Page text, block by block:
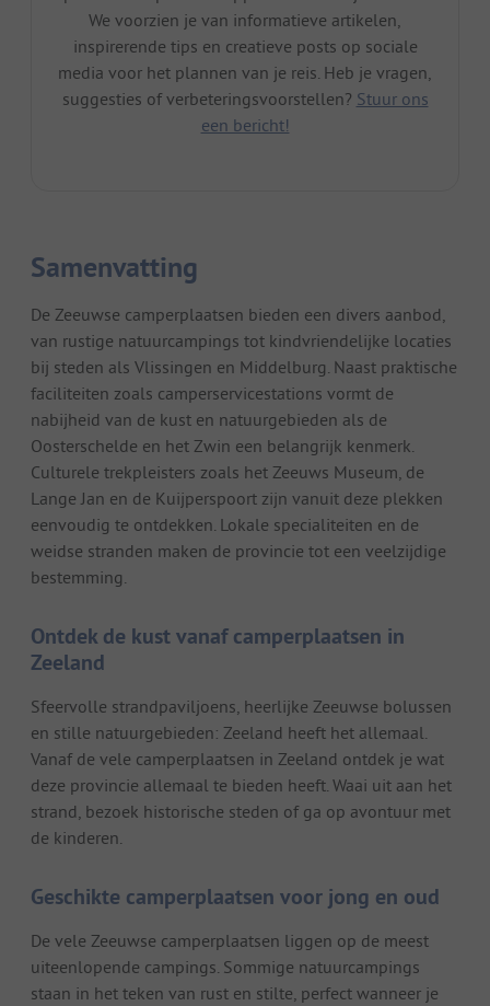
We voorzien je van informatieve artikelen,
inspirerende tips en creatieve posts op sociale
media voor het plannen van je reis. Heb je vragen,
suggesties of verbeteringsvoorstellen? Stuur ons
een bericht!
Samenvatting
De Zeeuwse camperplaatsen bieden een divers aanbod,
van rustige natuurcampings tot kindvriendelijke locaties
bij steden als Vlissingen en Middelburg. Naast praktische
faciliteiten zoals camperservicestations vormt de
nabijheid van de kust en natuurgebieden als de
Oosterschelde en het Zwin een belangrijk kenmerk.
Culturele trekpleisters zoals het Zeeuws Museum, de
Lange Jan en de Kuijperspoort zijn vanuit deze plekken
eenvoudig te ontdekken. Lokale specialiteiten en de
weidse stranden maken de provincie tot een veelzijdige
bestemming.
Ontdek de kust vanaf camperplaatsen in
Zeeland
Sfeervolle strandpaviljoens, heerlijke Zeeuwse bolussen
en stille natuurgebieden: Zeeland heeft het allemaal.
Vanaf de vele camperplaatsen in Zeeland ontdek je wat
deze provincie allemaal te bieden heeft. Waai uit aan het
strand, bezoek historische steden of ga op avontuur met
de kinderen.
Geschikte camperplaatsen voor jong en oud
De vele Zeeuwse camperplaatsen liggen op de meest
uiteenlopende campings. Sommige natuurcampings
staan in het teken van rust en stilte, perfect wanneer je